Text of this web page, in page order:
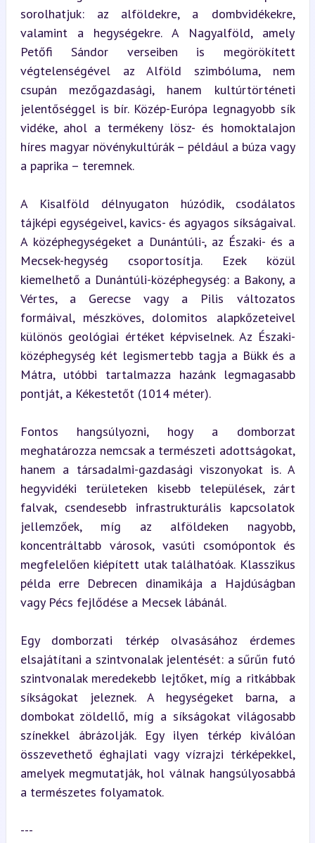
sorolhatjuk: az alföldekre, a dombvidékekre,
valamint a hegységekre. A Nagyalföld, amely
Petőfi Sándor verseiben is megörökített
végtelenségével az Alföld szimbóluma, nem
csupán mezőgazdasági, hanem kultúrtörténeti
jelentőséggel is bír. Közép-Európa legnagyobb sík
vidéke, ahol a termékeny lösz- és homoktalajon
híres magyar növénykultúrák – például a búza vagy
a paprika – teremnek.
A Kisalföld délnyugaton húzódik, csodálatos
tájképi egységeivel, kavics- és agyagos síkságaival.
A középhegységeket a Dunántúli-, az Északi- és a
Mecsek-hegység csoportosítja. Ezek közül
kiemelhető a Dunántúli-középhegység: a Bakony, a
Vértes, a Gerecse vagy a Pilis változatos
formáival, mészköves, dolomitos alapkőzeteivel
különös geológiai értéket képviselnek. Az Északi-
középhegység két legismertebb tagja a Bükk és a
Mátra, utóbbi tartalmazza hazánk legmagasabb
pontját, a Kékestetőt (1014 méter).
Fontos hangsúlyozni, hogy a domborzat
meghatározza nemcsak a természeti adottságokat,
hanem a társadalmi-gazdasági viszonyokat is. A
hegyvidéki területeken kisebb települések, zárt
falvak, csendesebb infrastrukturális kapcsolatok
jellemzőek, míg az alföldeken nagyobb,
koncentráltabb városok, vasúti csomópontok és
megfelelően kiépített utak találhatóak. Klasszikus
példa erre Debrecen dinamikája a Hajdúságban
vagy Pécs fejlődése a Mecsek lábánál.
Egy domborzati térkép olvasásához érdemes
elsajátítani a szintvonalak jelentését: a sűrűn futó
szintvonalak meredekebb lejtőket, míg a ritkábbak
síkságokat jeleznek. A hegységeket barna, a
dombokat zöldellő, míg a síkságokat világosabb
színekkel ábrázolják. Egy ilyen térkép kiválóan
összevethető éghajlati vagy vízrajzi térképekkel,
amelyek megmutatják, hol válnak hangsúlyosabbá
a természetes folyamatok.
---